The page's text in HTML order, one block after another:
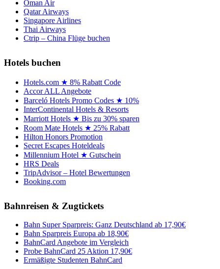
Oman Air
Qatar Airways
Singapore Airlines
Thai Airways
Ctrip – China Flüge buchen
Hotels buchen
Hotels.com ★ 8% Rabatt Code
Accor ALL Angebote
Barceló Hotels Promo Codes ★ 10%
InterContinental Hotels & Resorts
Marriott Hotels ★ Bis zu 30% sparen
Room Mate Hotels ★ 25% Rabatt
Hilton Honors Promotion
Secret Escapes Hoteldeals
Millennium Hotel ★ Gutschein
HRS Deals
TripAdvisor – Hotel Bewertungen
Booking.com
Bahnreisen & Zugtickets
Bahn Super Sparpreis: Ganz Deutschland ab 17,90€
Bahn Sparpreis Europa ab 18,90€
BahnCard Angebote im Vergleich
Probe BahnCard 25 Aktion 17,90€
Ermäßigte Studenten BahnCard